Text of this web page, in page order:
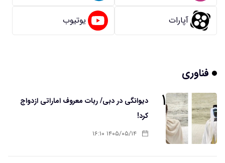
آپارات یوتیوب
فناوری
۱
دیوانگی در دبی/ ربات معروف اماراتی ازدواج
کرد!
۱۴۰۵/۰۵/۱۴ ۱۶:۱۰